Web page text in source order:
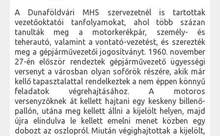
A Dunaföldvári MHS szervezetnél is tartottak
vezetőoktatói tanfolyamokat, ahol több százan
tanulták meg a motorkerékpár, személy- és
teherautó, valamint a vontató-vezetést, és szerezték
meg a gépjárművezetői jogosítványt. 1960. november
27-én először rendeztek gépjárművezető ügyességi
versenyt a városban olyan sofőrök részére, akik már
kellő tapasztalattal rendelkeztek a nem éppen könnyű
feladatok végrehajtásához. A motoros
versenyzőknek át kellett hajtani egy keskeny billenő-
pallón, utána meg kellett állni a kijelölt helyen, majd
újra elindulva le kellett emelni menet közben egy
dobozt az oszlopról. Miután végighajtottak a kijelölt,